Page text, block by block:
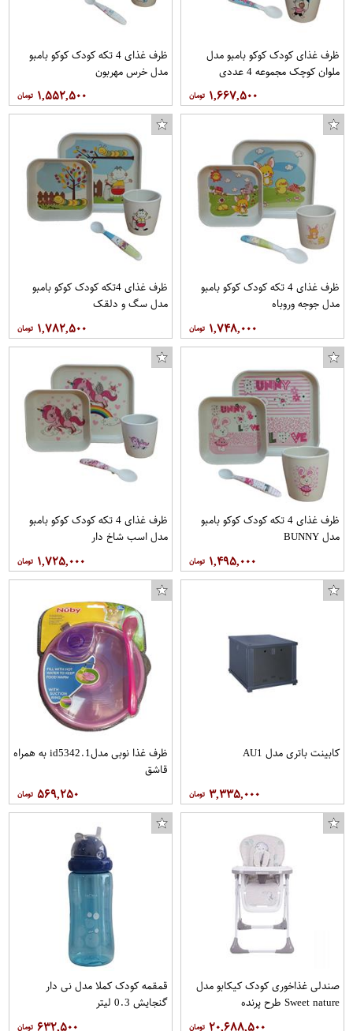
ظرف غذای کودک کوکو بامبو مدل
ملوان کوچک مجموعه 4 عددی
۱,۶۶۷,۵۰۰
ظرف غذای 4 تکه کودک کوکو بامبو
مدل خرس مهربون
۱,۵۵۲,۵۰۰
ظرف غذای 4 تکه کودک کوکو بامبو
مدل جوجه وروباه
۱,۷۴۸,۰۰۰
ظرف غذای 4تکه کودک کوکو بامبو
مدل سگ و دلقک
۱,۷۸۲,۵۰۰
ظرف غذای 4 تکه کودک کوکو بامبو
مدل BUNNY
۱,۴۹۵,۰۰۰
ظرف غذای 4 تکه کودک کوکو بامبو
مدل اسب شاخ دار
۱,۷۲۵,۰۰۰
کابینت باتری مدل AU1
۳,۳۳۵,۰۰۰
ظرف غذا نوبی مدلid5342.1 به همراه
قاشق
۵۶۹,۲۵۰
صندلی غذاخوری کودک کیکابو مدل
Sweet nature طرح پرنده
۲۰,۶۸۸,۵۰۰
قمقمه کودک کملا مدل نی دار
گنجایش 0.3 لیتر
۶۳۲,۵۰۰